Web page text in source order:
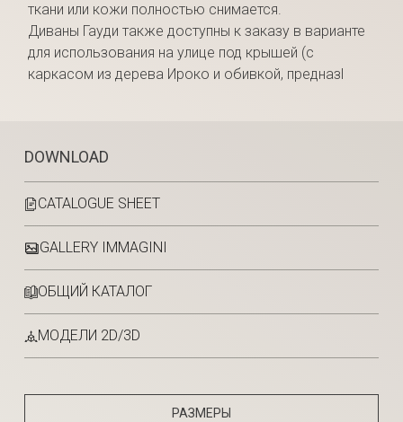
DOWNLOAD
CATALOGUE SHEET
GALLERY IMMAGINI
ОБЩИЙ КАТАЛОГ
МОДЕЛИ 2D/3D
РАЗМЕРЫ
ткани или кожи полностью снимается.
Диваны Гауди также доступны к заказу в варианте
для использования на улице под крышей (с
каркасом из дерева Ироко и обивкой, предназl